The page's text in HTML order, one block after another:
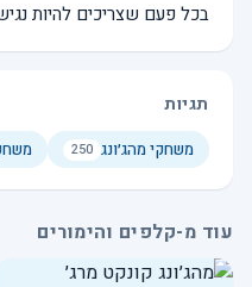
בכל פעם שצריכים להיות
תגיות
משחקי מהג׳ונג 250
עוד מ-קלפים והימורים